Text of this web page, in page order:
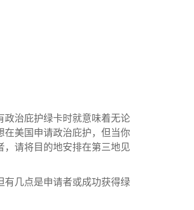
治庇护绿卡时就意味着无论
美国申请政治庇护，但当你
请将目的地安排在第三地见
几点是申请者或成功获得绿